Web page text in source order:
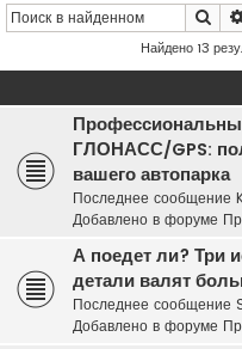
Найдено 13
ГЛОНАСС/GPS:
вашего автопарка
Последнее сообщение
Добавлено в форуме
А поедет ли? Три
детали валят
Последнее сообщение
Добавлено в форуме